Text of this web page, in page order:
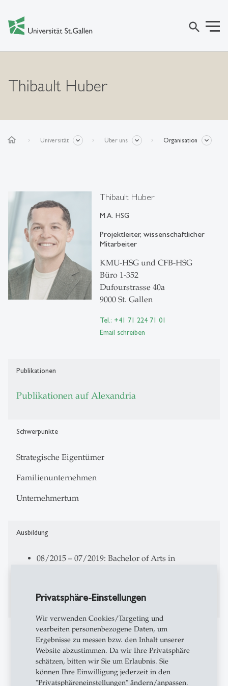
Privatsphäre-Einstellungen
Wir verwenden Cookies/Targeting und
vearbeiten personenbezogene Daten, um
Ergebnisse zu messen bzw. den Inhalt unserer
Website abzustimmen. Da wir Ihre Privatsphäre
schätzen, bitten wir Sie um Erlaubnis. Sie
können Ihre Einwilligung jederzeit in den
"Privatsphäreneinstellungen" ändern/anpassen.
search
Thibault Huber
home Universität Über uns Organisation
Thibault Huber
M.A. HSG
Projektleiter, wissenschaftlicher
Mitarbeiter
KMU-HSG und CFB-HSG
Büro 1-352
Dufourstrasse 40a
9000 St. Gallen
Tel.: +41 71 224 71 01
Email schreiben
Publikationen
Publikationen auf Alexandria
Schwerpunkte
Strategische Eigentümer
Familienunternehmen
Unternehmertum
Ausbildung
08/2015 – 07/2019: Bachelor of Arts in
Boston University, USA
Berufserfahrung
02/2021 - heute: Wissenschaftlicher Mitarbeiter
und Projektassistent am Center for Family